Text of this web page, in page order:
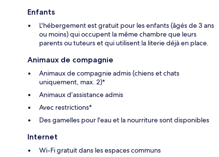
Enfants
L'hébergement est gratuit pour les enfants (âgés de 3 ans
ou moins) qui occupent la même chambre que leurs
parents ou tuteurs et qui utilisent la literie déjà en place.
Animaux de compagnie
Animaux de compagnie admis (chiens et chats
uniquement, max. 2)*
Animaux d’assistance admis
Avec restrictions*
Des gamelles pour l'eau et la nourriture sont disponibles
Internet
Wi-Fi gratuit dans les espaces communs